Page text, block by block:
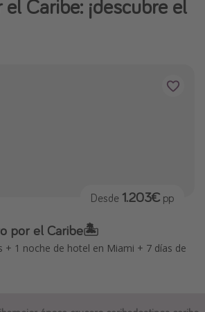
Caribe: ¡descubre el
por el Caribe🏝️
+ 1 noche de hotel en Miami + 7 días de
Desde 1.203€ pp